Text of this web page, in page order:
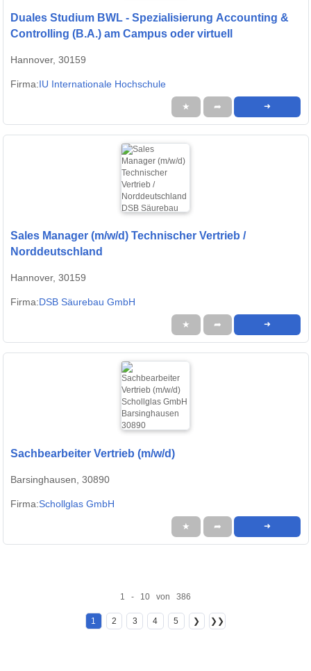
Duales Studium BWL - Spezialisierung Accounting &
Controlling (B.A.) am Campus oder virtuell
Hannover, 30159
Firma:IU Internationale Hochschule
★ ➦ ➜
Sales Manager (m/w/d) Technischer Vertrieb /
Norddeutschland
Hannover, 30159
Firma:DSB Säurebau GmbH
★ ➦ ➜
Sachbearbeiter Vertrieb (m/w/d)
Barsinghausen, 30890
Firma:Schollglas GmbH
★ ➦ ➜
1 - 10 von 386
1 2 3 4 5 ❯ ❯❯